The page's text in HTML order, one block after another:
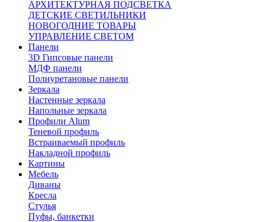
АРХИТЕКТУРНАЯ ПОДСВЕТКА
ДЕТСКИЕ СВЕТИЛЬНИКИ
НОВОГОДНИЕ ТОВАРЫ
УПРАВЛЕНИЕ СВЕТОМ
Панели
3D Гипсовые панели
МДФ панели
Полиуретановые панели
Зеркала
Настенные зеркала
Напольные зеркала
Профили Alum
Теневой профиль
Встраиваемый профиль
Накладной профиль
Картины
Мебель
Диваны
Кресла
Стулья
Пуфы, банкетки